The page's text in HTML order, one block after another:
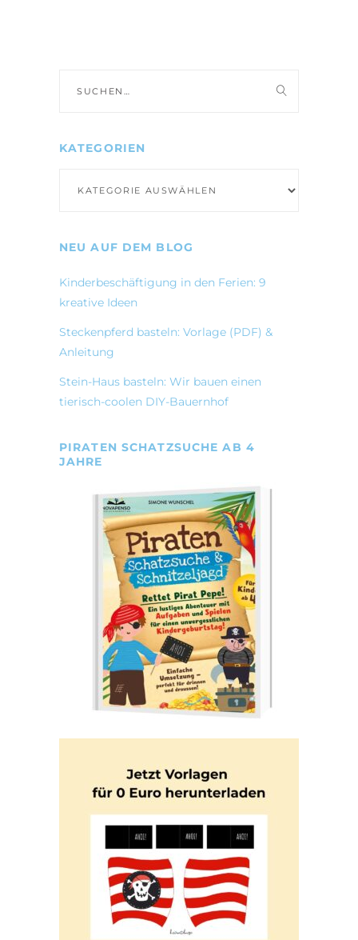
nach:
KATEGORIEN
NEU AUF DEM BLOG
Kinderbeschäftigung in den Ferien: 9
kreative Ideen
Steckenpferd basteln: Vorlage (PDF) &
Anleitung
Stein-Haus basteln: Wir bauen einen
tierisch-coolen DIY-Bauernhof
PIRATEN SCHATZSUCHE AB 4
JAHRE